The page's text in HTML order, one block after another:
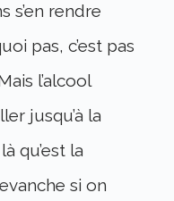
s’en rendre
pas, c’est pas
l’alcool
jusqu’à la
qu’est la
si on